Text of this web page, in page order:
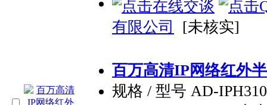
有限公司 [未核实]
百万高清IP网络红外
规格 / 型号 AD-